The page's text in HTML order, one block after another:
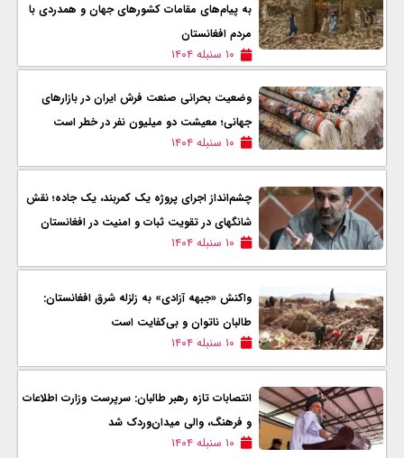
به پیام‌های مقامات کشورهای جهان و همدردی با
مردم افغانستان
۱۰ سنبله ۱۴۰۴
وضعیت بحرانی صنعت فرش ایران در بازارهای
جهانی؛ معیشت دو میلیون نفر در خطر است
۱۰ سنبله ۱۴۰۴
چشم‌انداز اجرای پروژه یک کمربند، یک جاده؛ نقش
شانگهای در تقویت ثبات و امنیت در افغانستان
۱۰ سنبله ۱۴۰۴
واکنش «جبهه آزادی» به زلزله شرق افغانستان:
طالبان ناتوان و بی‌کفایت است
۱۰ سنبله ۱۴۰۴
انتصابات تازه رهبر طالبان: سرپرست وزارت اطلاعات
و فرهنگ، والی میدان‌وردک شد
۱۰ سنبله ۱۴۰۴